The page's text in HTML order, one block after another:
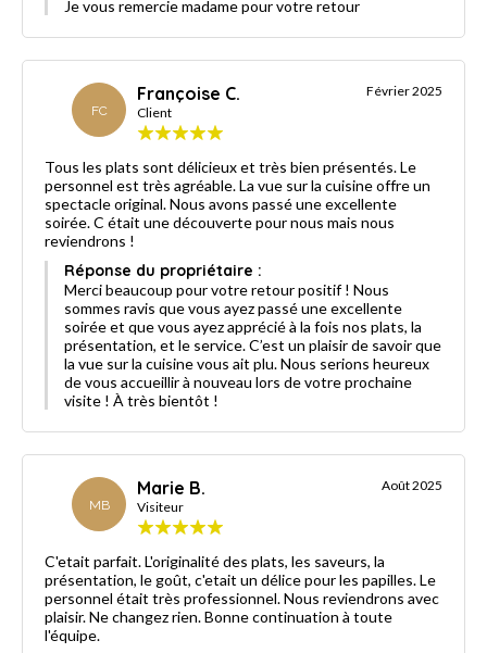
Je vous remercie madame pour votre retour
FC
Françoise C.
Client
Février 2025
Tous les plats sont délicieux et très bien présentés. Le
personnel est très agréable. La vue sur la cuisine offre un
spectacle original. Nous avons passé une excellente
soirée. C était une découverte pour nous mais nous
reviendrons !
Réponse du propriétaire :
Merci beaucoup pour votre retour positif ! Nous
sommes ravis que vous ayez passé une excellente
soirée et que vous ayez apprécié à la fois nos plats, la
présentation, et le service. C’est un plaisir de savoir que
la vue sur la cuisine vous ait plu. Nous serions heureux
de vous accueillir à nouveau lors de votre prochaine
visite ! À très bientôt !
MB
Marie B.
Visiteur
Août 2025
C'etait parfait. L'originalité des plats, les saveurs, la
présentation, le goût, c'etait un délice pour les papilles. Le
personnel était très professionnel. Nous reviendrons avec
plaisir. Ne changez rien. Bonne continuation à toute
l'équipe.